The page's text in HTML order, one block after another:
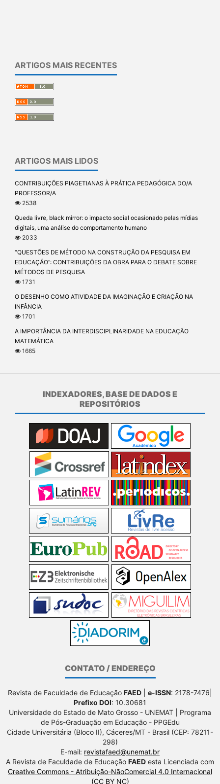
ARTIGOS MAIS RECENTES
ARTIGOS MAIS LIDOS
CONTRIBUIÇÕES PIAGETIANAS À PRÁTICA PEDAGÓGICA DO/A
PROFESSOR/A
2538
Queda livre, black mirror: o impacto social ocasionado pelas mídias
digitais, uma análise do comportamento humano
2033
“QUESTÕES DE MÉTODO NA CONSTRUÇÃO DA PESQUISA EM
EDUCAÇÃO”: CONTRIBUIÇÕES DA OBRA PARA O DEBATE SOBRE
MÉTODOS DE PESQUISA
1731
O DESENHO COMO ATIVIDADE DA IMAGINAÇÃO E CRIAÇÃO NA
INFÂNCIA
1701
A IMPORTÂNCIA DA INTERDISCIPLINARIDADE NA EDUCAÇÃO
MATEMÁTICA
1665
INDEXADORES, BASE DE DADOS E
REPOSITÓRIOS
CONTATO / ENDEREÇO
Revista de Faculdade de Educação FAED e-ISSN: 2178-7476|
Prefixo DOI: 10.30681
Universidade do Estado de Mato Grosso - UNEMAT | Programa
de Pós-Graduação em Educação - PPGEdu
Cidade Universitária (Bloco II), Cáceres/MT - Brasil (CEP: 78211-
298)
E-mail: revistafaed@unemat.br
A Revista de Faculdade de Educação FAED esta Licenciada com
Creative Commons - Atribuição-NãoComercial 4.0 Internacional
(CC BY NC)